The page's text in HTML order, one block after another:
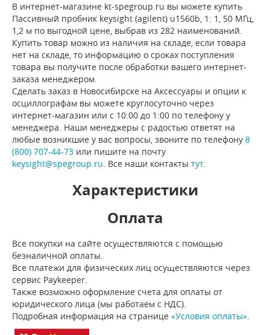
В интернет-магазине kt-spegroup.ru вы можете купить
Пассивный пробник keysight (agilent) u1560b, 1: 1, 50 МГц,
1,2 м по выгодной цене, выбрав из 282 наименований.
Купить товар можно из наличия на складе, если товара
нет на складе, то информацию о сроках поступления
товара вы получите после обработки вашего интернет-
заказа менеджером.
Сделать заказ в Новосибирске на Аксессуары и опции к
осциллографам вы можете круглосуточно через
интернет-магазин или с 10:00 до 1:00 по телефону у
менеджера. Наши менеджеры с радостью ответят на
любые возникшие у вас вопросы, звоните по телефону 8
(800) 707-44-73 или пишите на почту
keysight@spegroup.ru. Все наши контакты тут.
Характеристики
Оплата
Все покупки на сайте осуществляются с помощью
безналичной оплаты.
Все платежи для физических лиц осуществляются через
сервис Paykeeper.
Также возможно оформление счета для оплаты от
юридического лица (мы работаем с НДС).
Подробная информация на странице «Условия оплаты».